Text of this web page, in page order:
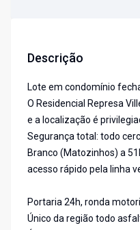
Descrição
Lote em condomínio
O Residencial Represa
e a localização é
Segurança total: todo
Branco (Matozinhos) a
acesso rápido pela linha
Portaria 24h, ronda
Único da região todo